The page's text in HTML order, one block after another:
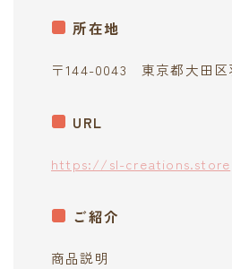
所在地
〒144-0043 東京都大田区
URL
https://sl-creations.store
ご紹介
商品説明